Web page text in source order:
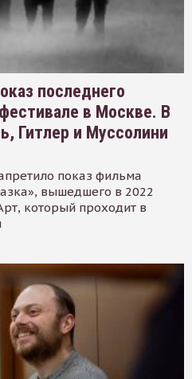
последнего
в Москве. В
Гитлер и Муссолини
показ фильма
вышедшего в 2022
который проходит в